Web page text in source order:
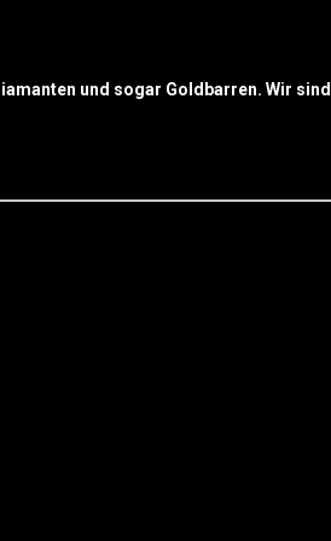
und sogar Goldbarren. Wir